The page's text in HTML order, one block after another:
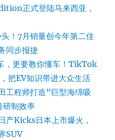
正式登陆马来西亚，
！7月销量创今年第二佳
同步报捷
，更要教你懂车！TikTok
把EV知识带进大众生活
工程师打造“巨型海绵吸
研制效率
产Kicks日本上市爆火，
SUV